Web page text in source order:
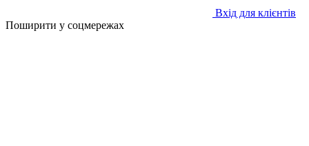
Вхід для клієнтів
Поширити у соцмережах